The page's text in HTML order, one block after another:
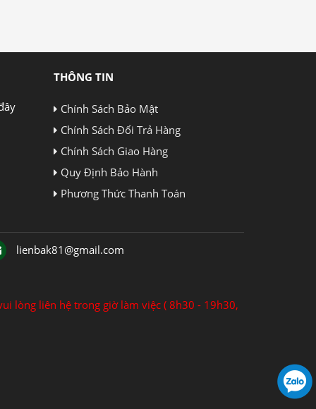
THÔNG TIN
Chính Sách Bảo Mật
Chính Sách Đổi Trả Hàng
Chính Sách Giao Hàng
Quy Định Bảo Hành
Phương Thức Thanh Toán
lienbak81@gmail.com
lòng liên hệ trong giờ làm việc ( 8h30 - 19h30,